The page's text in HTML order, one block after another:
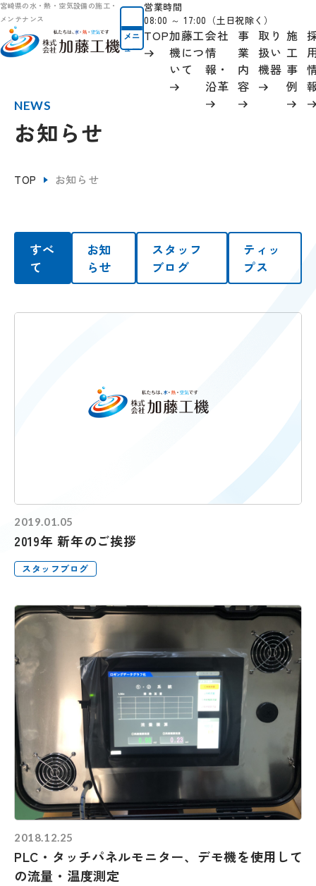
宮崎県の水・熱・空気設備の施工・
メンテナンス
メニ
ュー
営業時間
08:00 ～ 17:00（土日祝除く）
TOP加藤工
機につ
いて
会社
情
報 ・
沿革
事
業
内
容
取り
扱い
機器
施
工
事
例
NEWS
お知らせ
TOP お知らせ
すべ
て
お知
らせ
スタッフ
ブログ
ティッ
プス
2019.01.05
2019年 新年のご挨拶
スタッフブログ
2018.12.25
PLC・タッチパネルモニター、デモ機を使用して
の流量・温度測定